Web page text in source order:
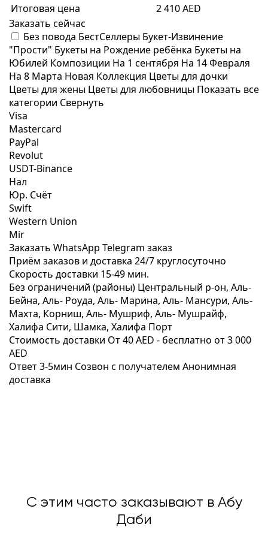
Итоговая цена
2 410 AED
Заказать сейчас
Без повода БестСеллеры Букет-Извинение
"Прости" Букеты на Рождение ребёнка Букеты на
Юбилей Композиции На 1 сентября На 14 Февраля
На 8 Марта Новая Коллекция Цветы для дочки
Цветы для жены Цветы для любовницы Показать все
категории Свернуть
Visa
Mastercard
PayPal
Revolut
USDT-Binance
Нал
Юр. Счёт
Swift
Western Union
Mir
Заказать WhatsApp Telegram заказ
Приём заказов и доставка 24/7 круглосуточно
Скорость доставки 15-49 мин.
Без ограничений (районы) Центральный р-он, Аль-
Бейна, Аль- Роуда, Аль- Марина, Аль- Мансури, Аль-
Махта, Корниш, Аль- Мушриф, Аль- Мушрайф,
Халифа Сити, Шамка, Халифа Порт
Стоимость доставки От 40 AED - бесплатно от 3 000
AED
Ответ 3-5мин Созвон с получателем Анонимная
доставка
С этим часто заказывают в Абу
Даби